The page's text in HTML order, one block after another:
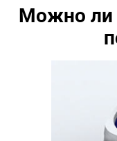
Можно ли